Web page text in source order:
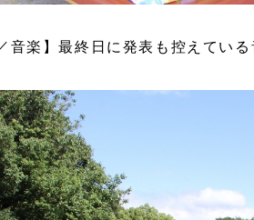
音楽】最終日に発表も控えてい